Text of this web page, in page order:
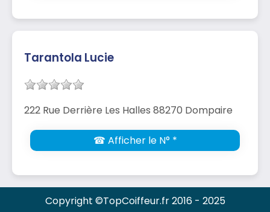
Tarantola Lucie
222 Rue Derrière Les Halles 88270 Dompaire
☎ Afficher le N° *
Copyright ©TopCoiffeur.fr 2016 - 2025